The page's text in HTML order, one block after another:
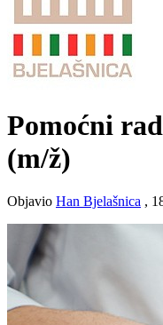
Pomoćni
(m/ž)
Objavio Han Bjelašnica ,